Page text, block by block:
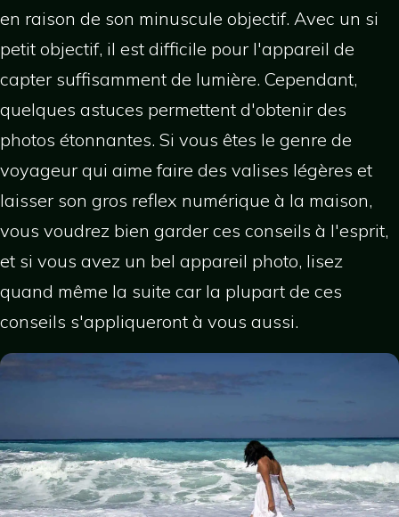
en raison de son minuscule objectif. Avec un si
petit objectif, il est difficile pour l'appareil de
capter suffisamment de lumière. Cependant,
quelques astuces permettent d'obtenir des
photos étonnantes. Si vous êtes le genre de
voyageur qui aime faire des valises légères et
laisser son gros reflex numérique à la maison,
vous voudrez bien garder ces conseils à l'esprit,
et si vous avez un bel appareil photo, lisez
quand même la suite car la plupart de ces
conseils s'appliqueront à vous aussi.